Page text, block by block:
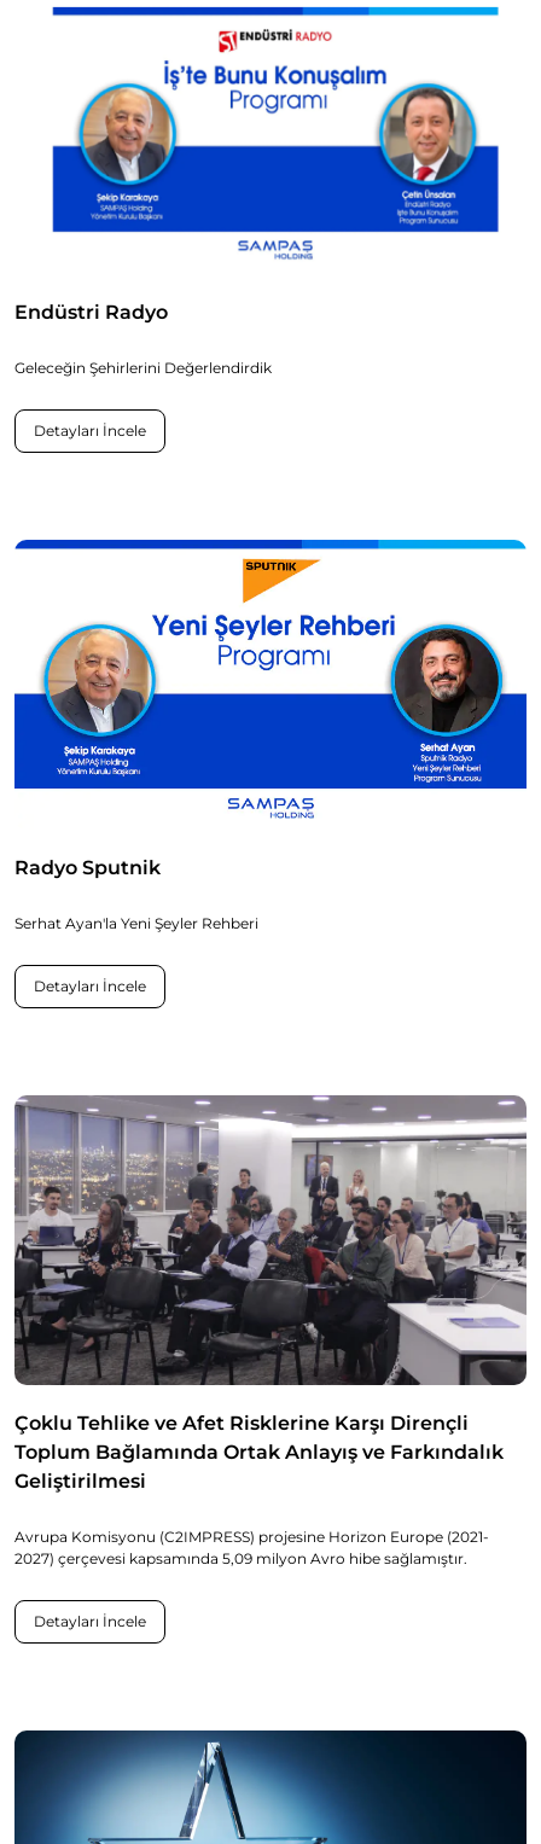
Endüstri Radyo
Geleceğin Şehirlerini Değerlendirdik
Detayları İncele
Radyo Sputnik
Serhat Ayan'la Yeni Şeyler Rehberi
Detayları İncele
Çoklu Tehlike ve Afet Risklerine Karşı Dirençli
Toplum Bağlamında Ortak Anlayış ve Farkındalık
Geliştirilmesi
Avrupa Komisyonu (C2IMPRESS) projesine Horizon Europe (2021-
2027) çerçevesi kapsamında 5,09 milyon Avro hibe sağlamıştır.
Detayları İncele